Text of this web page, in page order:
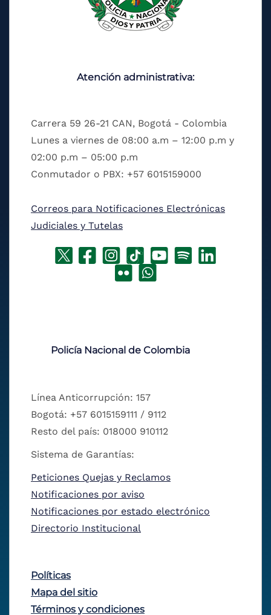
Atención administrativa:
Carrera 59 26-21 CAN, Bogotá - Colombia
Lunes a viernes de 08:00 a.m – 12:00 p.m y
02:00 p.m – 05:00 p.m
Conmutador o PBX: +57 6015159000
Correos para Notificaciones Electrónicas
Judiciales y Tutelas
Policía Nacional de Colombia
Línea Anticorrupción: 157
Bogotá: +57 6015159111 / 9112
Resto del país: 018000 910112
Sistema de Garantías:
Peticiones Quejas y Reclamos
Notificaciones por aviso
Notificaciones por estado electrónico
Directorio Institucional
Políticas
Mapa del sitio
Términos y condiciones